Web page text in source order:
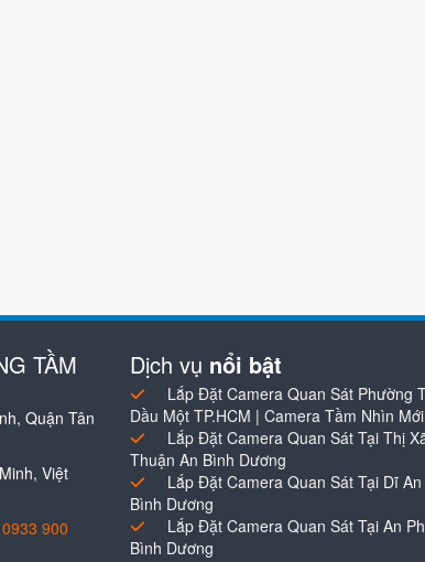
TẦM
Quận Tân
Việt
0933 900
Dịch vụ nổi bật
Lắp Đặt Camera Quan Sát Phường
Dầu Một TP.HCM | Camera Tầm Nhìn Mới
Lắp Đặt Camera Quan Sát Tại Thị
Thuận An Bình Dương
Lắp Đặt Camera Quan Sát Tại Dĩ An
Bình Dương
Lắp Đặt Camera Quan Sát Tại An
Bình Dương